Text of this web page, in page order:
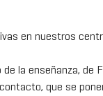
en nuestros
la enseñanza, de
que se